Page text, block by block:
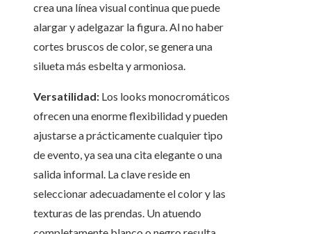
crea una línea visual continua que puede
alargar y adelgazar la figura. Al no haber
cortes bruscos de color, se genera una
silueta más esbelta y armoniosa.
Versatilidad: Los looks monocromáticos
ofrecen una enorme flexibilidad y pueden
ajustarse a prácticamente cualquier tipo
de evento, ya sea una cita elegante o una
salida informal. La clave reside en
seleccionar adecuadamente el color y las
texturas de las prendas. Un atuendo